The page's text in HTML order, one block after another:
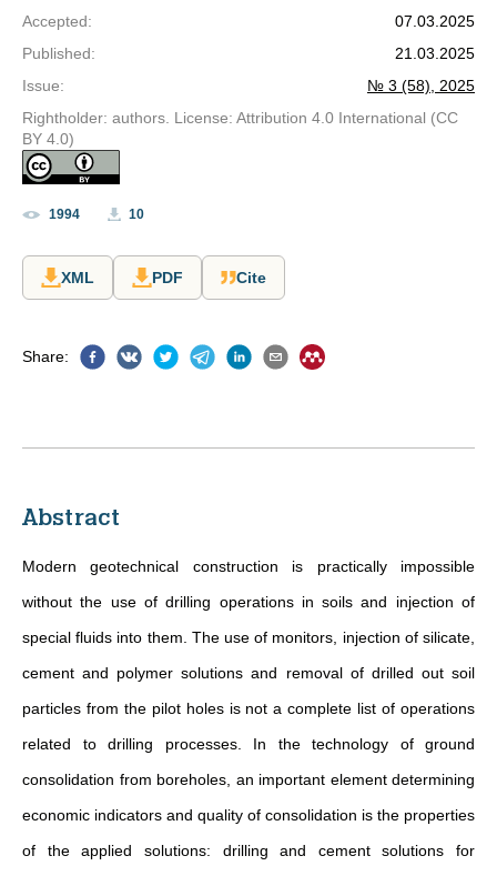
Accepted:
07.03.2025
Published:
21.03.2025
Issue:
№ 3 (58), 2025
Rightholder: authors. License: Attribution 4.0 International (CC
BY 4.0)
1994 10
XML PDF Cite
Share:
Abstract
Modern geotechnical construction is practically impossible
without the use of drilling operations in soils and injection of
special fluids into them. The use of monitors, injection of silicate,
cement and polymer solutions and removal of drilled out soil
particles from the pilot holes is not a complete list of operations
related to drilling processes. In the technology of ground
consolidation from boreholes, an important element determining
economic indicators and quality of consolidation is the properties
of the applied solutions: drilling and cement solutions for